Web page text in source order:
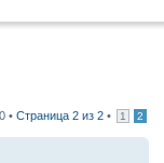
• Страница 2 из 2 • 1 2